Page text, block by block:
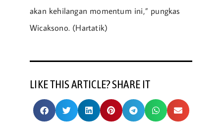
akan kehilangan momentum ini,” pungkas
Wicaksono. (Hartatik)
LIKE THIS ARTICLE? SHARE IT